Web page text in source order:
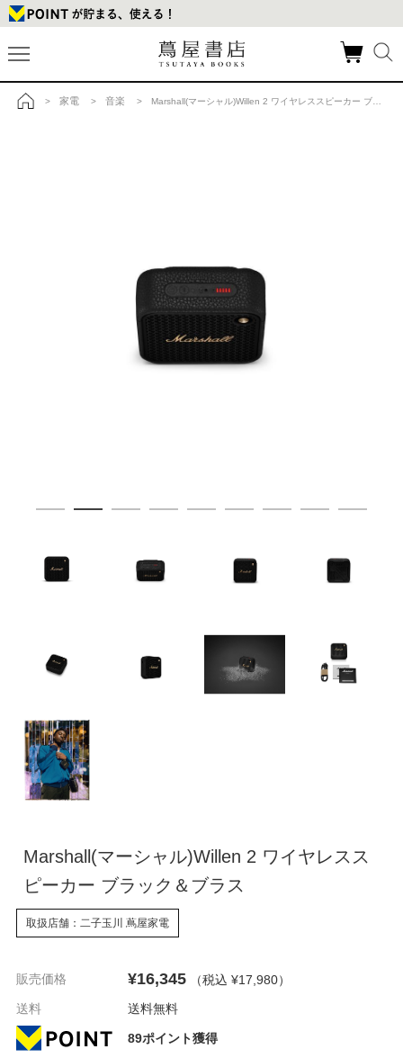
> 家電 > 音楽 > Marshall(マーシャル)Willen 2 ワイヤレススピーカー ブラック＆ブラスの商品詳細
Marshall(マーシャル)Willen 2 ワイヤレスス
ピーカー ブラック＆ブラス
取扱店舗：二子玉川 蔦屋家電
販売価格 ¥16,345 （税込 ¥17,980）
送料
送料無料
89ポイント獲得